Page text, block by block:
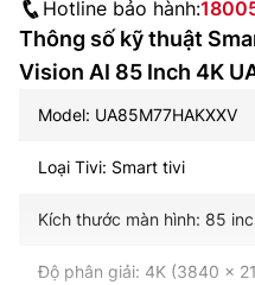
Hotline bảo hành:
Thông số kỹ thuật
Vision AI 85 Inch 4K
Model: UA85M77HAKXXV
Loại Tivi: Smart tivi
Kích thước màn hình: 85
Độ phân giải: 4K (3840 x